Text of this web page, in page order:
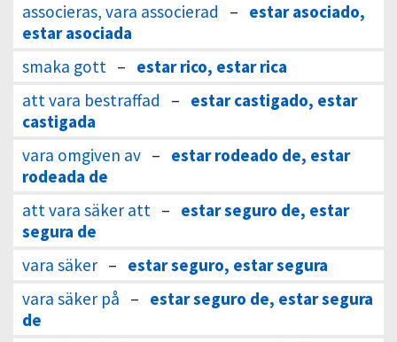
associeras, vara associerad
– estar asociado,
estar asociada
smaka gott – estar rico, estar rica
att vara bestraffad
– estar castigado, estar
castigada
vara omgiven av – estar rodeado de, estar
rodeada de
att vara säker att – estar seguro de, estar
segura de
vara säker – estar seguro, estar segura
vara säker på – estar seguro de, estar segura
de